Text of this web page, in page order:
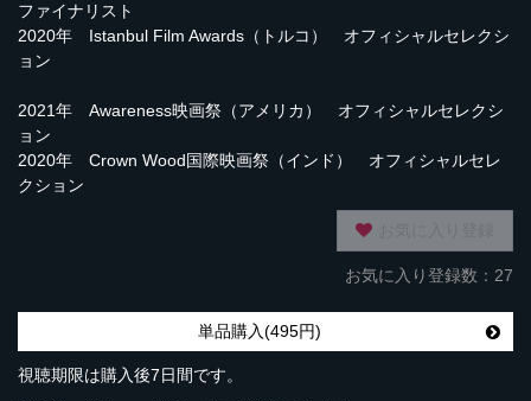
ファイナリスト
2020年 Istanbul Film Awards（トルコ） オフィシャルセレクシ
ョン
2021年 Awareness映画祭（アメリカ） オフィシャルセレクシ
ョン
2020年 Crown Wood国際映画祭（インド） オフィシャルセレ
クション
お気に入り登録数：27
単品購入(495円)
視聴期限は購入後7日間です。